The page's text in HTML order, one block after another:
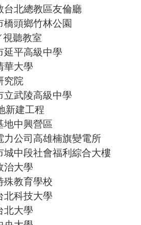
台北總教區友倫廳
橋頭鄉竹林公園
聽教室
延平高級中學
華大學
究院
立武陵高級中學
新建工程
地中興營區
力公司高雄楠旗變電所
城中段社會福利綜合大樓
治大學
殊教育學校
北科技大學
北大學